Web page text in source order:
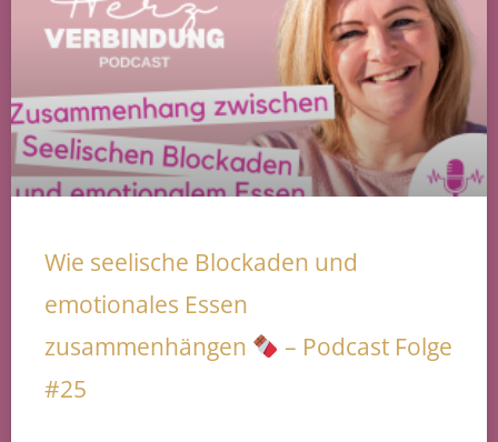
Wie seelische Blockaden und
emotionales Essen
zusammenhängen
– Podcast Folge
#25